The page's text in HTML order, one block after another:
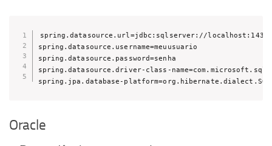
spring.datasource.url=jdbc:sqlserver://
spring.datasource.username=meuusuario
spring.datasource.password=senha
spring.datasource.driver-class-
spring.jpa.database-
Oracle